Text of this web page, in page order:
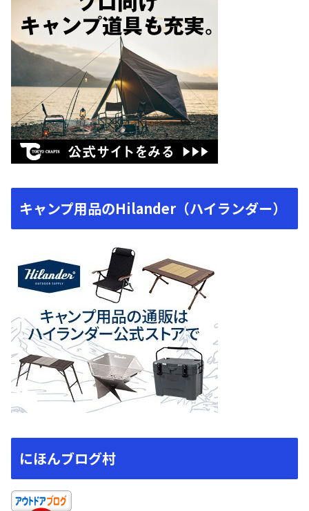
キャンプ用品のHilander（ハイランダー）
にほんブログ村